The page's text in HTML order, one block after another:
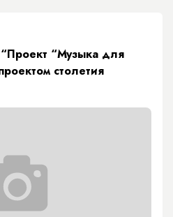
“Музыка для
столетия